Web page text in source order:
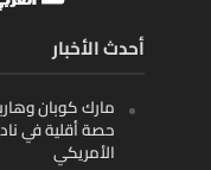
أحدث الأخبار
مارك كوبان
حصة أقلية في
الأمريكي